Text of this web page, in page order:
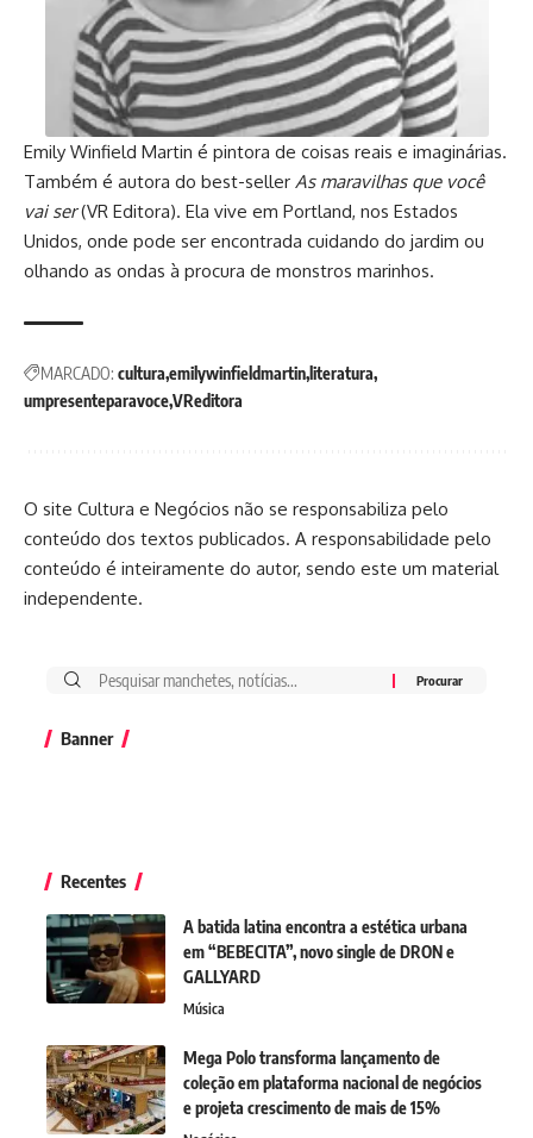
Emily Winfield Martin é pintora de coisas reais e imaginárias.
Também é autora do best-seller As maravilhas que você
vai ser(VR Editora). Ela vive em Portland, nos Estados
Unidos, onde pode ser encontrada cuidando do jardim ou
olhando as ondas à procura de monstros marinhos.
MARCADO: cultura emilywinfieldmartin literatura
umpresenteparavoceVReditora
O site Cultura e Negócios não se responsabiliza pelo
conteúdo dos textos publicados. A responsabilidade pelo
conteúdo é inteiramente do autor, sendo este um material
independente.
Banner
Recentes
A batida latina encontra a estética urbana
em “BEBECITA”, novo single de DRON e
GALLYARD
Música
Mega Polo transforma lançamento de
coleção em plataforma nacional de negócios
e projeta crescimento de mais de 15%